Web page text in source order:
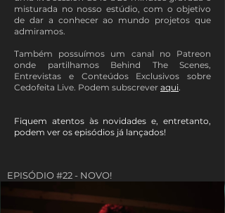
misturada no nosso estúdio, com o objetivo
de dar a conhecer ao mundo projetos que
admiramos.
Também possuímos um canal no Patreon
onde partilhamos Behind The Scenes,
Entrevistas e Conteúdos Exclusivos sobre
Cedofeita Live. Podem subscrever aqui.
Fiquem atentos às novidades e, entretanto,
podem ver os episódios já lançados!
EPISÓDIO #22 - NOVO!